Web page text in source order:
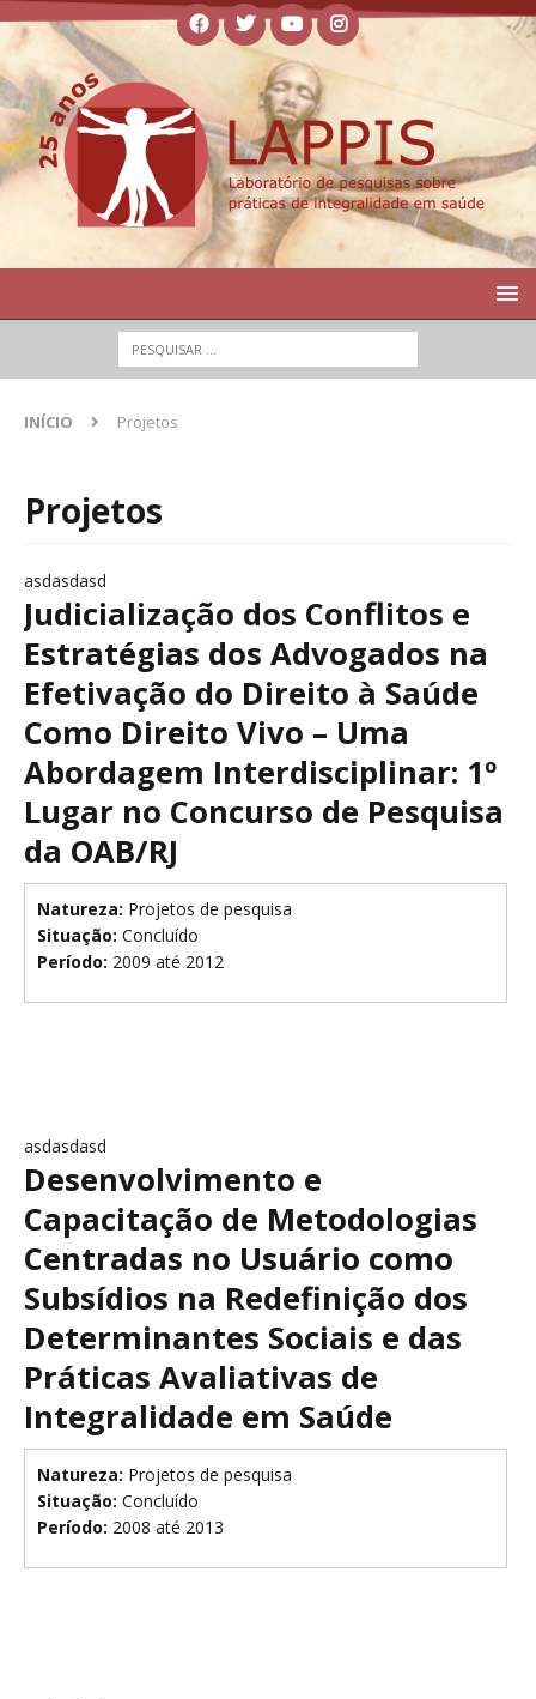
INÍCIO Projetos
Projetos
asdasdasd
Judicialização dos Conflitos e
Estratégias dos Advogados na
Efetivação do Direito à Saúde
Como Direito Vivo – Uma
Abordagem Interdisciplinar: 1º
Lugar no Concurso de Pesquisa
da OAB/RJ
Natureza: Projetos de pesquisa
Situação: Concluído
Período: 2009 até 2012
asdasdasd
Desenvolvimento e
Capacitação de Metodologias
Centradas no Usuário como
Subsídios na Redefinição dos
Determinantes Sociais e das
Práticas Avaliativas de
Integralidade em Saúde
Natureza: Projetos de pesquisa
Situação: Concluído
Período: 2008 até 2013